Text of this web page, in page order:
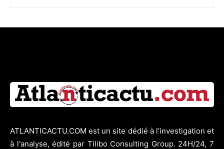
ATLANTICACTU.COM est un site dédié à l’investigation et
à l'analyse, édité par Tilibo Consulting Group. 24H/24, 7